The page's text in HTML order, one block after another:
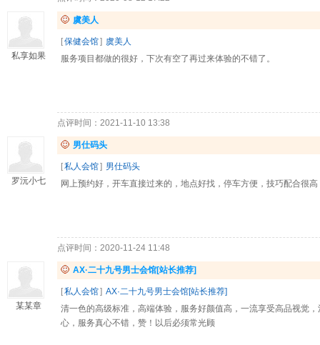
私享如果
虞美人
[保健会馆] 虞美人
服务项目都做的很好，下次有空了再过来体验的不错了。
点评时间：2021-11-10 13:38
罗沅小七
男仕码头
[私人会馆] 男仕码头
网上预约好，开车直接过来的，地点好找，停车方便，技巧配合很
点评时间：2020-11-24 11:48
某某章
AX·二十九号男士会馆[站长推荐]
[私人会馆] AX·二十九号男士会馆[站长推荐]
清一色的高级标准，高端体验，服务好颜值高，一流享受高品视觉
心，服务真心不错，赞！以后必须常光顾